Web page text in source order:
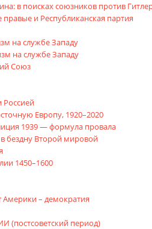
в поисках союзников против
и Республиканская партия
на службе Западу
на службе Западу
Союз
Европу, 1920–2020
1939 — формула провала
бездну Второй мировой
1450–1600
– демократия
период)